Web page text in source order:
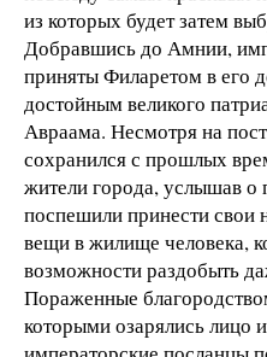
из которых будет затем
Добравшись до Амнии,
приняты Филаретом в его
достойным великого
Авраама. Несмотря на
сохранился с прошлых
жители города, услышав о
поспешили принести свои
вещи в жилище человека,
возможности раздобыть
Пораженные
которыми озарялись лицо